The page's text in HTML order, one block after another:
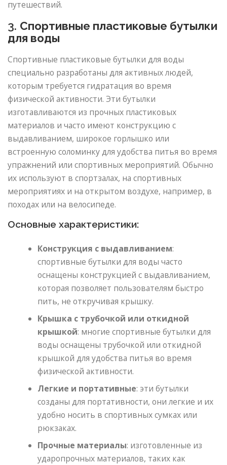
путешествий.
3. Спортивные пластиковые бутылки
для воды
Спортивные пластиковые бутылки для воды
специально разработаны для активных людей,
которым требуется гидратация во время
физической активности. Эти бутылки
изготавливаются из прочных пластиковых
материалов и часто имеют конструкцию с
выдавливанием, широкое горлышко или
встроенную соломинку для удобства питья во время
упражнений или спортивных мероприятий. Обычно
их используют в спортзалах, на спортивных
мероприятиях и на открытом воздухе, например, в
походах или на велосипеде.
Основные характеристики:
Конструкция с выдавливанием:
спортивные бутылки для воды часто
оснащены конструкцией с выдавливанием,
которая позволяет пользователям быстро
пить, не откручивая крышку.
Крышка с трубочкой или откидной
крышкой: многие спортивные бутылки для
воды оснащены трубочкой или откидной
крышкой для удобства питья во время
физической активности.
Легкие и портативные: эти бутылки
созданы для портативности, они легкие и их
удобно носить в спортивных сумках или
рюкзаках.
Прочные материалы: изготовленные из
ударопрочных материалов, таких как